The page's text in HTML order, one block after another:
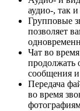
аудио-, так
Групповые
позволяет
Чат во
продолжать
сообщения
Передача
во время